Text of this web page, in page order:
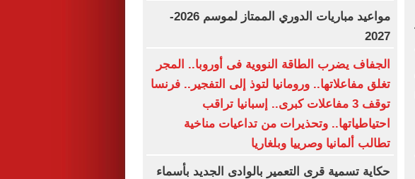
مواعيد مباريات الدوري الممتاز لموسم 2026-
2027
الجفاف يضرب الطاقة النووية فى أوروبا.. المجر
تغلق مفاعلاتها.. ورومانيا لتوذ إلى التفجير.. فرنسا
توقف 3 مفاعلات كبرى.. إسبانيا تراقب
احتياطياتها.. وتحذيرات من تداعيات مناخية
تطالب ألمانيا وصرييا وبلغاريا
حكاية تسمية قرى التعمير بالوادى الجديد بأسماء